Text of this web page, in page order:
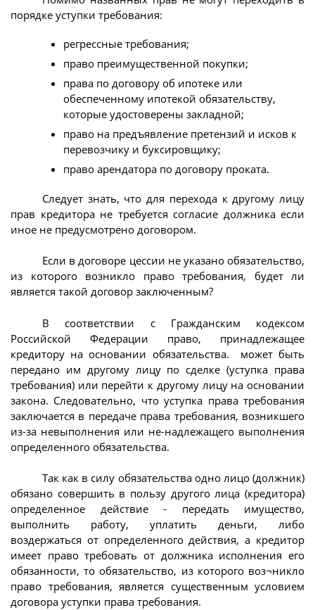
порядке уступки требования:
регрессные требования;
право преимущественной покупки;
права по договору об ипотеке или
обеспеченному ипотекой обязательству,
которые удостоверены закладной;
право на предъявление претензий и исков к
перевозчику и буксировщику;
право арендатора по договору проката.
Следует знать, что для перехода к другому лицу
прав кредитора не требуется согласие должника если
иное не предусмотрено договором.
Если в договоре цессии не указано обязательство,
из которого возникло право требования, будет ли
является такой договор заключенным?
В соответствии с Гражданским кодексом
Российской Федерации право, принадлежащее
кредитору на основании обязательства. может быть
передано им другому лицу по сделке (уступка права
требования) или перейти к другому лицу на основании
закона. Следовательно, что уступка права требования
заключается в передаче права требования, возникшего
из-за невыполнения или не-надлежащего выполнения
определенного обязательства.
Так как в силу обязательства одно лицо (должник)
обязано совершить в пользу другого лица (кредитора)
определенное действие - передать имущество,
выполнить работу, уплатить деньги, либо
воздержаться от определенного действия, а кредитор
имеет право требовать от должника исполнения его
обязанности, то обязательство, из которого воз¬никло
право требования, является существенным условием
договора уступки права требования.